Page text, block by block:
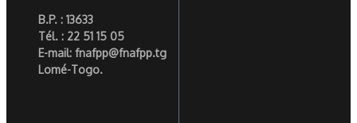
B.P. : 13633
Tél. : 22 51 15 05
E-mail: fnafpp@fnafpp.tg
Lomé-Togo.